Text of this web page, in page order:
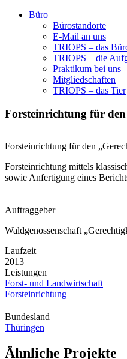
Büro
Bürostandorte
E-Mail an uns
TRIOPS – das
TRIOPS – die
Praktikum bei uns
Mitgliedschaften
TRIOPS – das Tier
Forsteinrichtung für
Forsteinrichtung für den
Forsteinrichtung mittels
sowie Anfertigung eines
Auftraggeber
Waldgenossenschaft
Laufzeit
2013
Leistungen
Forst- und Landwirtschaft
Forsteinrichtung
Bundesland
Thüringen
Ähnliche Projekte